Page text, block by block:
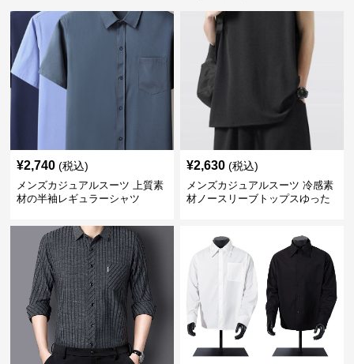
¥2,740 (税込)
メンズカジュアルスーツ 上質素
材の半袖レギュラーシャツ
¥2,630 (税込)
メンズカジュアルスーツ 冷感素
材ノースリーブトップスゆった